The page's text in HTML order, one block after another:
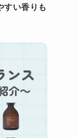
すい香りも